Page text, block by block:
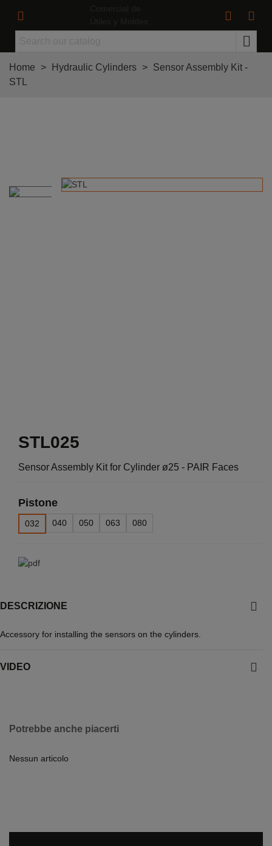
Home > Hydraulic Cylinders > Sensor Assembly Kit -
STL
STL025
Sensor Assembly Kit for Cylinder ø25 - PAIR Faces
Pistone
032 040 050 063 080
DESCRIZIONE
Accessory for installing the sensors on the cylinders.
VIDEO
Potrebbe anche piacerti
Nessun articolo